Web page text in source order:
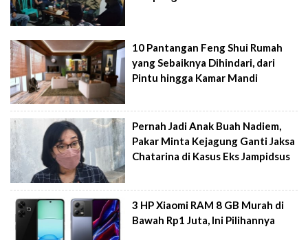
10 Pantangan Feng Shui Rumah
yang Sebaiknya Dihindari, dari
Pintu hingga Kamar Mandi
Pernah Jadi Anak Buah Nadiem,
Pakar Minta Kejagung Ganti Jaksa
Chatarina di Kasus Eks Jampidsus
3 HP Xiaomi RAM 8 GB Murah di
Bawah Rp1 Juta, Ini Pilihannya